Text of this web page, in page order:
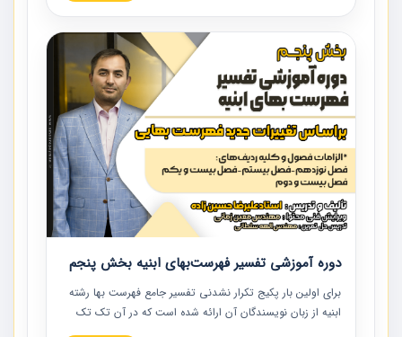
دوره با کلام مهندس علیرضاحسین‌زاده مدیر پروژه مهندسی
مشاور در امر بازنگری فهرست بها رشته ابنیه ارائه شده و به تمام
همکارانی که در حوزه صنعت ساخت در حال فعالیت هستند حتما
توصیه می کنیم از مطالب این دوره استفاده نمایند.
دوره آموزشی تفسیر فهرست‌بهای ابنیه بخش پنجم
برای اولین بار پکیج تکرار نشدنی تفسیر جامع فهرست بها رشته
ابنیه از زبان نویسندگان آن ارائه شده است که در آن تک تک
ردیف ها و مطالب فهرست بها تفسیر و ارائه شده است. این